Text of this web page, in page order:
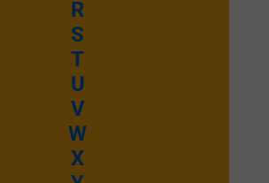
R
S
T
U
V
W
X